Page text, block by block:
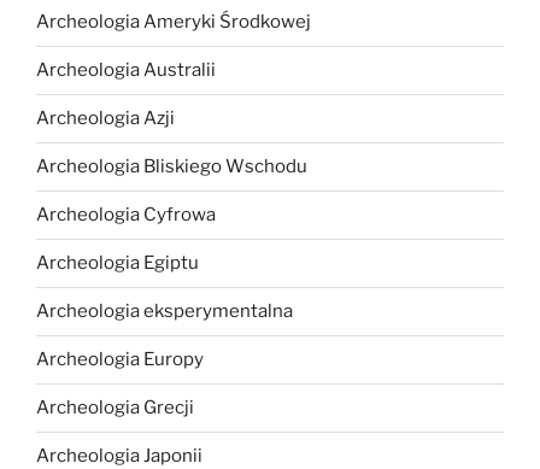
Archeologia Ameryki Środkowej
Archeologia Australii
Archeologia Azji
Archeologia Bliskiego Wschodu
Archeologia Cyfrowa
Archeologia Egiptu
Archeologia eksperymentalna
Archeologia Europy
Archeologia Grecji
Archeologia Japonii